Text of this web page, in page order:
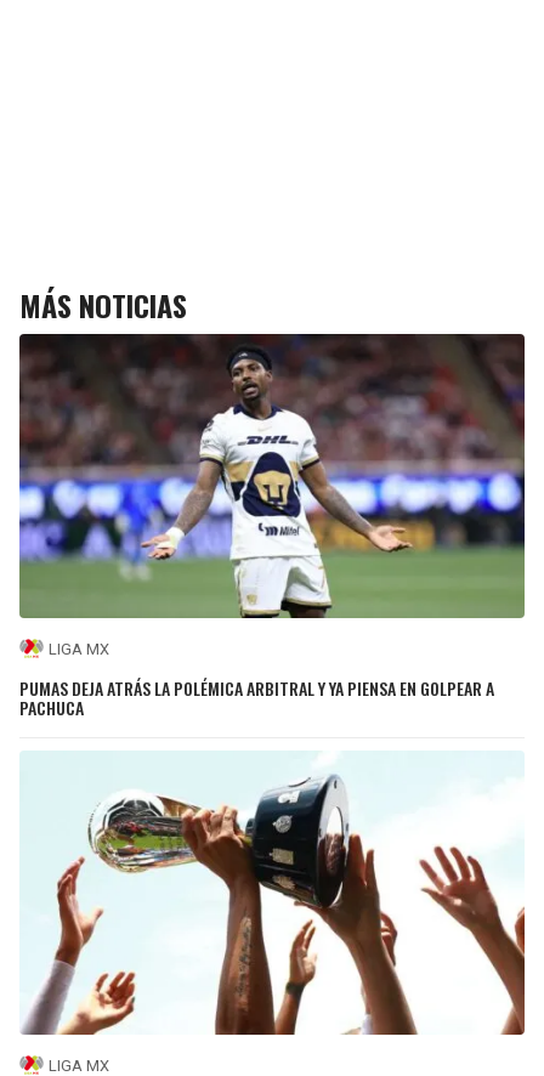
MÁS NOTICIAS
LIGA MX
PUMAS DEJA ATRÁS LA POLÉMICA ARBITRAL Y YA PIENSA EN GOLPEAR A
PACHUCA
LIGA MX